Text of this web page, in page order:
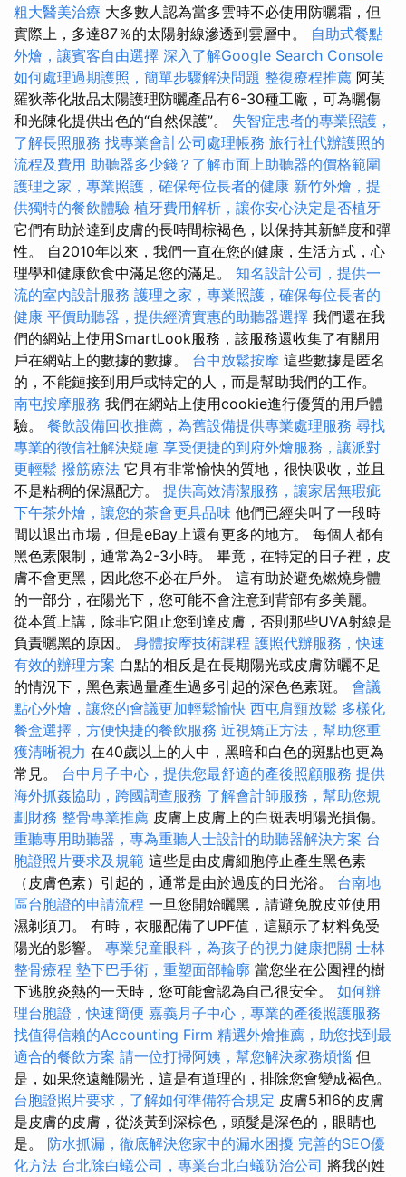
粗大醫美治療 大多數人認為當多雲時不必使用防曬霜，但
實際上，多達87％的太陽射線滲透到雲層中。 自助式餐點
外燴，讓賓客自由選擇 深入了解Google Search Console
如何處理過期護照，簡單步驟解決問題 整復療程推薦 阿芙
羅狄蒂化妝品太陽護理防曬產品有6-30種工廠，可為曬傷
和光陳化提供出色的“自然保護”。 失智症患者的專業照護，
了解長照服務 找專業會計公司處理帳務 旅行社代辦護照的
流程及費用 助聽器多少錢？了解市面上助聽器的價格範圍
護理之家，專業照護，確保每位長者的健康 新竹外燴，提
供獨特的餐飲體驗 植牙費用解析，讓你安心決定是否植牙
它們有助於達到皮膚的長時間棕褐色，以保持其新鮮度和彈
性。 自2010年以來，我們一直在您的健康，生活方式，心
理學和健康飲食中滿足您的滿足。 知名設計公司，提供一
流的室內設計服務 護理之家，專業照護，確保每位長者的
健康 平價助聽器，提供經濟實惠的助聽器選擇 我們還在我
們的網站上使用SmartLook服務，該服務還收集了有關用
戶在網站上的數據的數據。 台中放鬆按摩 這些數據是匿名
的，不能鏈接到用戶或特定的人，而是幫助我們的工作。
南屯按摩服務 我們在網站上使用cookie進行優質的用戶體
驗。 餐飲設備回收推薦，為舊設備提供專業處理服務 尋找
專業的徵信社解決疑慮 享受便捷的到府外燴服務，讓派對
更輕鬆 撥筋療法 它具有非常愉快的質地，很快吸收，並且
不是粘稠的保濕配方。 提供高效清潔服務，讓家居無瑕疵
下午茶外燴，讓您的茶會更具品味 他們已經尖叫了一段時
間以退出市場，但是eBay上還有更多的地方。 每個人都有
黑色素限制，通常為2-3小時。 畢竟，在特定的日子裡，皮
膚不會更黑，因此您不必在戶外。 這有助於避免燃燒身體
的一部分，在陽光下，您可能不會注意到背部有多美麗。
從本質上講，除非它阻止您到達皮膚，否則那些UVA射線是
負責曬黑的原因。 身體按摩技術課程 護照代辦服務，快速
有效的辦理方案 白點的相反是在長期陽光或皮膚防曬不足
的情況下，黑色素過量產生過多引起的深色色素斑。 會議
點心外燴，讓您的會議更加輕鬆愉快 西屯肩頸放鬆 多樣化
餐盒選擇，方便快捷的餐飲服務 近視矯正方法，幫助您重
獲清晰視力 在40歲以上的人中，黑暗和白色的斑點也更為
常見。 台中月子中心，提供您最舒適的產後照顧服務 提供
海外抓姦協助，跨國調查服務 了解會計師服務，幫助您規
劃財務 整骨專業推薦 皮膚上皮膚上的白斑表明陽光損傷。
重聽專用助聽器，專為重聽人士設計的助聽器解決方案 台
胞證照片要求及規範 這些是由皮膚細胞停止產生黑色素
（皮膚色素）引起的，通常是由於過度的日光浴。 台南地
區台胞證的申請流程 一旦您開始曬黑，請避免脫皮並使用
濕剃須刀。 有時，衣服配備了UPF值，這顯示了材料免受
陽光的影響。 專業兒童眼科，為孩子的視力健康把關 士林
整骨療程 墊下巴手術，重塑面部輪廓 當您坐在公園裡的樹
下逃脫炎熱的一天時，您可能會認為自己很安全。 如何辦
理台胞證，快速簡便 嘉義月子中心，專業的產後照護服務
找值得信賴的Accounting Firm 精選外燴推薦，助您找到最
適合的餐飲方案 請一位打掃阿姨，幫您解決家務煩惱 但
是，如果您遠離陽光，這是有道理的，排除您會變成褐色。
台胞證照片要求，了解如何準備符合規定 皮膚5和6的皮膚
是皮膚的皮膚，從淡黃到深棕色，頭髮是深色的，眼睛也
是。 防水抓漏，徹底解決您家中的漏水困擾 完善的SEO優
化方法 台北除白蟻公司，專業台北白蟻防治公司 將我的姓